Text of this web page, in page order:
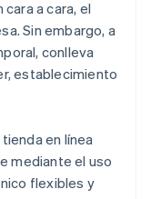
a cara, el
Sin embargo, a
conlleva
establecimiento
en línea
mediante el uso
flexibles y